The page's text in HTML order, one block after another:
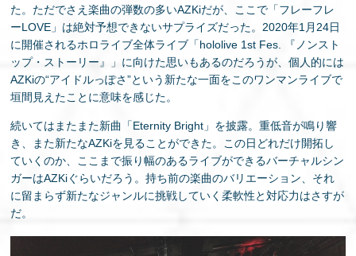
た。ただでさえ楽曲の弾数の多いAZKiだが、ここで「フレーフレ
ーLOVE」は絶対予想できないサプライズだった。2020年1月24日
に開催されるホロライブ全体ライブ「hololive 1st Fes. 『ノンスト
ップ・ストーリー』」に向けた思いもあるのだろうが、個人的には
AZKiの“アイドルっぽさ”という新たな一面をこのワンマンライブで
垣間見えたことに意味を感じた。
続いてはまたまた新曲「Eternity Bright」を披露。重低音が鳴り響
き、また新たなAZKiを見ることができた。この日どれだけ開拓し
ていくのか、ここまで振り幅のあるライブができるバーチャルシン
ガーはAZKiぐらいだろう。持ち前の楽曲のバリエーション、それ
に留まらず新たなジャンルに挑戦していく柔軟性と対応力はさすが
だ。